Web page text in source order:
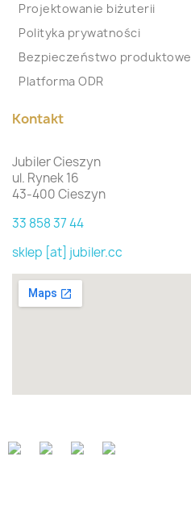
Projektowanie biżuterii
Polityka prywatności
Bezpieczeństwo produktowe
Platforma ODR
Kontakt
Jubiler Cieszyn
ul. Rynek 16
43-400 Cieszyn
33 858 37 44
sklep [at] jubiler.cc